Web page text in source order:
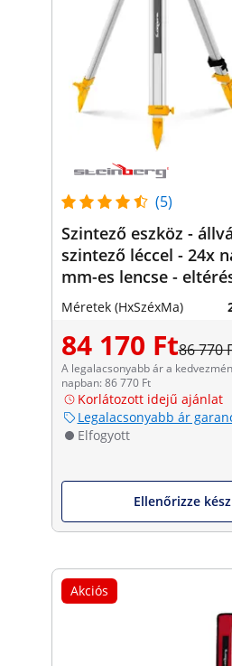
(5)
Szintező eszköz -
szintező léccel - 24x
mm-es lencse -
levegő kompenzátor
Méretek (HxSzéxMa)
84 170 Ft86 770
A legalacsonyabb ár a
napban: 86 770 Ft
Korlátozott idejű ajánlat
Legalacsonyabb ár
Elfogyott
Ellenőrizze
Akciós